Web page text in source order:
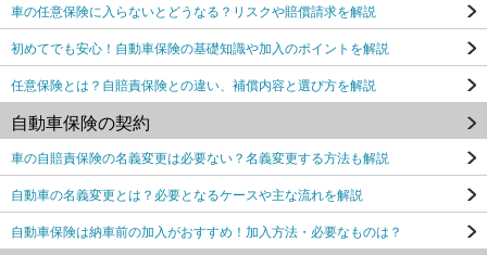
車の任意保険に入らないとどうなる？リスクや賠償請求を解説
初めてでも安心！自動車保険の基礎知識や加入のポイントを解説
任意保険とは？自賠責保険との違い、補償内容と選び方を解説
自動車保険の契約
車の自賠責保険の名義変更は必要ない？名義変更する方法も解説
自動車の名義変更とは？必要となるケースや主な流れを解説
自動車保険は納車前の加入がおすすめ！加入方法・必要なものは？